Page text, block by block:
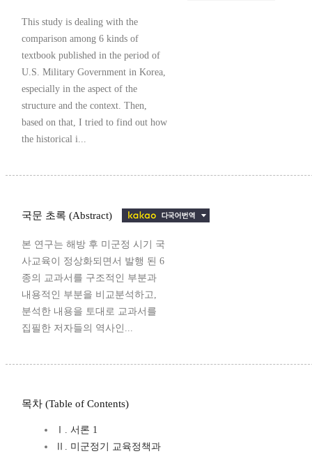
This study is dealing with the
comparison among 6 kinds of
textbook published in the period of
U.S. Military Government in Korea,
especially in the aspect of the
structure and the context. Then,
based on that, I tried to find out how
the historical i...
국문 초록 (Abstract)
본 연구는 해방 후 미군정 시기 국
사교육이 정상화되면서 발행 된 6
종의 교과서를 구조적인 부분과
내용적인 부분을 비교분석하고,
분석한 내용을 토대로 교과서를
집필한 저자들의 역사인...
목차 (Table of Contents)
Ⅰ. 서론 1
Ⅱ. 미군정기 교육정책과